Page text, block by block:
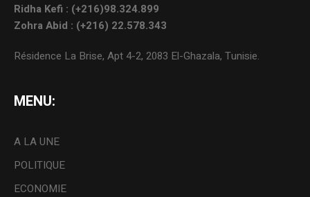
Ridha Kefi : (+216)98.324.899
Zohra Abid : (+216) 22.578.343
Résidence La Brise, Apt 4-2, 2083 El-Ghazala, Tunisie.
MENU:
A LA UNE
POLITIQUE
ECONOMIE